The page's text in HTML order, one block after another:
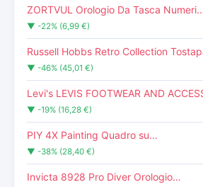
ZORTVUL Orologio Da Tasca
▼ -22% (6,99 €)
Russell Hobbs Retro Collection
▼ -46% (45,01 €)
Levi's LEVIS FOOTWEAR AND
▼ -19% (16,28 €)
PIY 4X Painting Quadro su…
▼ -38% (28,40 €)
Invicta 8928 Pro Diver Orologio…